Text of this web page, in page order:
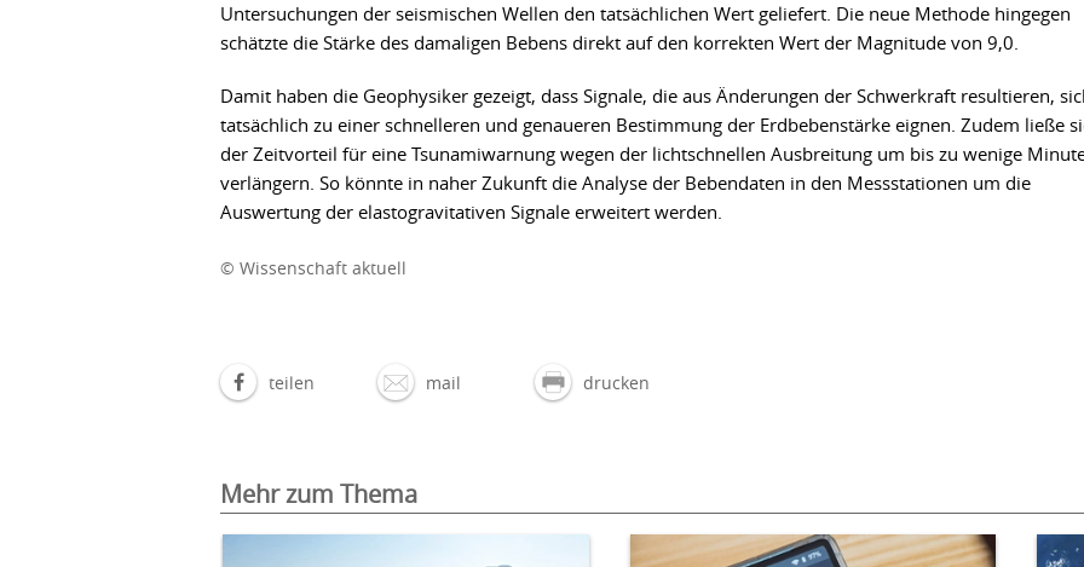
Untersuchungen der seismischen Wellen den tatsächlichen Wert geliefert. Die neue Methode hingegen
schätzte die Stärke des damaligen Bebens direkt auf den korrekten Wert der Magnitude von 9,0.
Damit haben die Geophysiker gezeigt, dass Signale, die aus Änderungen der Schwerkraft resultieren,
tatsächlich zu einer schnelleren und genaueren Bestimmung der Erdbebenstärke eignen. Zudem ließe
der Zeitvorteil für eine Tsunamiwarnung wegen der lichtschnellen Ausbreitung um bis zu wenige
verlängern. So könnte in naher Zukunft die Analyse der Bebendaten in den Messstationen um die
Auswertung der elastogravitativen Signale erweitert werden.
© Wissenschaft aktuell
teilen mail drucken
Mehr zum Thema